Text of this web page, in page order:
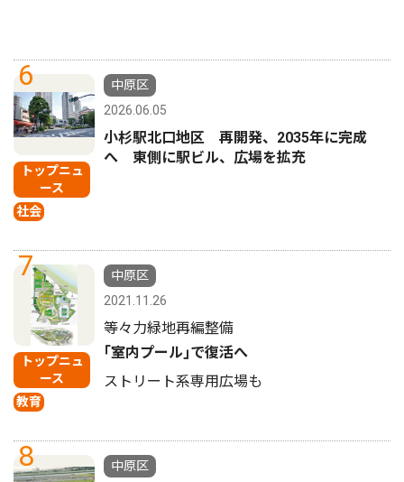
6
トップニュ
ース
社会
中原区
2026.06.05
小杉駅北口地区 再開発、2035年に完成
へ 東側に駅ビル、広場を拡充
7
トップニュ
ース
教育
中原区
2021.11.26
等々力緑地再編整備
｢室内プール｣で復活へ
ストリート系専用広場も
8
中原区